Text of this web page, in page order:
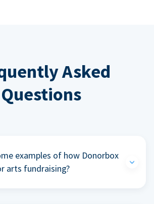
Asked
Questions
examples of how Donorbox
arts fundraising?